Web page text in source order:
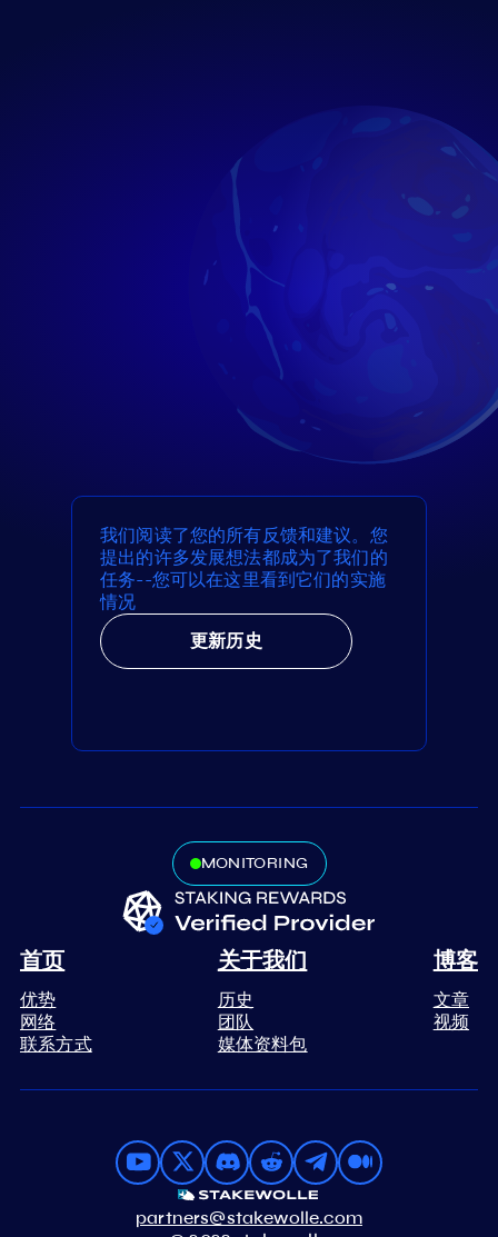
我们阅读了您的所有反馈和建议。您
提出的许多发展想法都成为了我们的
任务--您可以在这里看到它们的实施
情况
更新历史
MONITORING
首页
优势
网络
联系方式
关于我们
历史
团队
媒体资料包
博客
文章
视频
partners@stakewolle.com